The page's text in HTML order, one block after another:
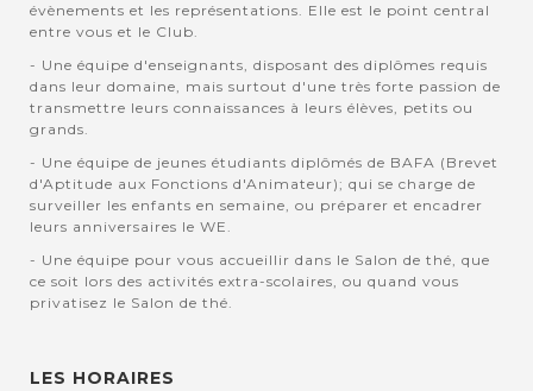
évènements et les représentations. Elle est le point central
entre vous et le Club.
- Une équipe d'enseignants, disposant des diplômes requis
dans leur domaine, mais surtout d'une très forte passion de
transmettre leurs connaissances à leurs élèves, petits ou
grands.
- Une équipe de jeunes étudiants diplômés de BAFA (Brevet
d'Aptitude aux Fonctions d'Animateur); qui se charge de
surveiller les enfants en semaine, ou préparer et encadrer
leurs anniversaires le WE.
- Une équipe pour vous accueillir dans le Salon de thé, que
ce soit lors des activités extra-scolaires, ou quand vous
privatisez le Salon de thé.
LES HORAIRES